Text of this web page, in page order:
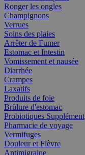
Ronger les ongles
Champignons
Verrues
Soins des plaies
Arrêter de Fumer
Estomac et Intestin
Vomissement et nausée
Diarrhée
Crampes
Laxatifs
Produits de foie
Brûlure d'estomac
Probiotiques Supplément
Pharmacie de voyage
Vermifuges
Douleur et Fièvre
Antimigraine